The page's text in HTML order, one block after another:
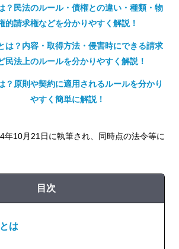
？民法のルール・債権との違い・種類・物
的請求権などを分かりやすく解説！
は？内容・取得方法・侵害時にできる請求
民法上のルールを分かりやすく解説！
？原則や契約に適用されるルールを分かり
やすく簡単に解説！
10月21日に執筆され、同時点の法令等に
目次
は